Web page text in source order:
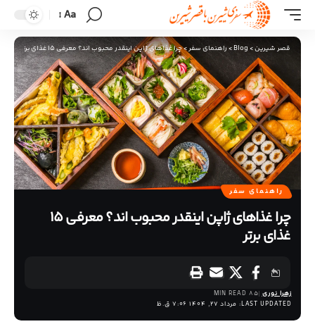
Aa
قصر شیرین>
Blog
>راهنمای سفر>چرا غذاهای ژاپن اینقدر محبوب اند؟ معرفی 15 غذای برتر
راهنمای سفر
چرا غذاهای ژاپن اینقدر محبوب اند؟ معرفی 15
غذای برتر
LAST UPDATED: مرداد 27, 1404 7:06 ق.ظ
زهرا نوری 85 MIN READ